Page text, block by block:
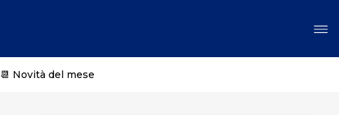
📆 Novità del mese